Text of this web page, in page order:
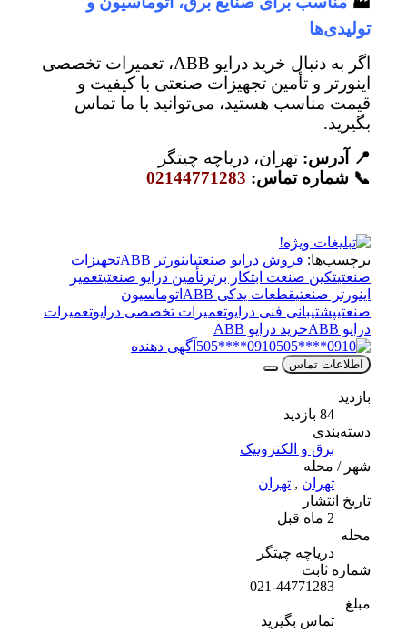
تولیدی‌ها
اگر به دنبال خرید درایو ABB، تعمیرات تخصصی
اینورتر و تأمین تجهیزات صنعتی با کیفیت و
قیمت مناسب هستید، می‌توانید با ما تماس
بگیرید.
📍 آدرس:تهران، دریاچه چیتگر
📞 شماره تماس: 02144771283
برچسب‌ها:فروش درایو صنعتیاینورتر ABB
تجهیزات
صنعتیتکین صنعت ابتکار برتر تأمین درایو صنعتیتعمیر
اینورتر صنعتیقطعات یدکی ABB
اتوماسیون
صنعتیپشتیبانی فنی درایو تعمیرات تخصصی درایو تعمیرات
خرید درایو ABB
0910****505
آگهی دهنده
اطلاعات تماس
دسته‌بندی
برق و الکترونیک
شهر / محله
تهران,تهران
تاریخ انتشار
دریاچه چیتگر
شماره ثابت
021-44771283
تماس بگیرید